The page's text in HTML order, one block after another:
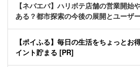
【ネバエバ】ハリボテ店舗の営業開始
ある？都市探索の今後の展開とユーザ
【ポイふる】毎日の生活をちょっとお
イント貯まる [PR]